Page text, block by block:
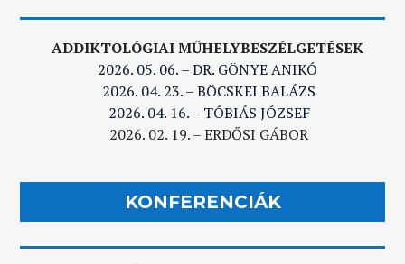
ADDIKTOLÓGIAI MŰHELYBESZÉLGETÉSEK
2026. 05. 06. – DR. GÖNYE ANIKÓ
2026. 04. 23. – BÖCSKEI BALÁZS
2026. 04. 16. – TÓBIÁS JÓZSEF
2026. 02. 19. – ERDŐSI GÁBOR
KONFERENCIÁK